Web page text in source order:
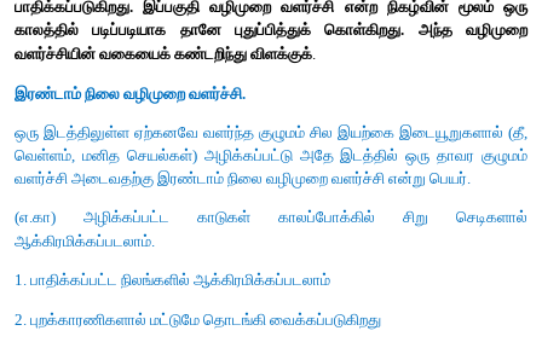
* அதிகப்படியான கரிமப்பொருள்கள் இறந்த தாவரங்கள்
அவற்றின் கழிவு பொருட்களிலிருந்து பெறப்படுகிறது.
* இறந்த உயிரிகளின் கரிமப்பொருட்களிலிருந்து ஆற்றல்
வரிசையாக அமைந்த மண்வாழ் உயிரினங்களான
ஊண்உண்ணிகள் - பெரிய (இறுதி) ஊண் உண்ணிகள் முறையே
உண்ண ப்படுதலாலும் நிகழ்கிறது.
முக்கியத்துவம் :
* மட்குப்பொருட்கள் (இறந்த தாவர விலங்குகள் மற்றும் அதன்
மட்குண்ணி களால் எளிய கரிமப் பொருட்களாக மாற்றப் படுகிறது.